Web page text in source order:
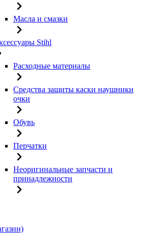
Масла и смазки
Stihl
Расходные материалы
Средства защиты каски наушники
очки
Обувь
Перчатки
Неоригинальные запчасти и
принадлежности